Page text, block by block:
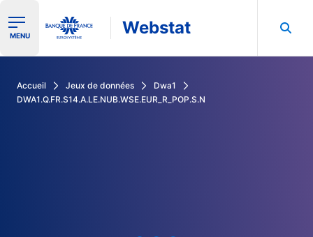
Ouvrir le menu de navigation
MENU Webstat
Accueil Jeux de données
Dwa1
DWA1.Q.FR.S14.A.LE.NUB.WSE.EUR_R_POP.S.N